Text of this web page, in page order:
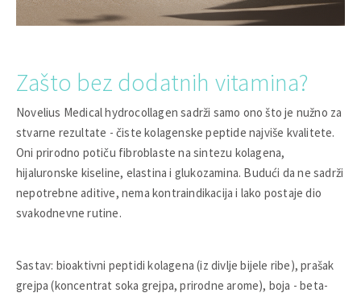
Zašto bez dodatnih vitamina?
Novelius Medical hydrocollagen sadrži samo ono što je nužno za
stvarne rezultate - čiste kolagenske peptide najviše kvalitete.
Oni prirodno potiču fibroblaste na sintezu kolagena,
hijaluronske kiseline, elastina i glukozamina. Budući da ne sadrži
nepotrebne aditive, nema kontraindikacija i lako postaje dio
svakodnevne rutine.
Sastav: bioaktivni peptidi kolagena (iz divlje bijele ribe), prašak
grejpa (koncentrat soka grejpa, prirodne arome), boja - beta-